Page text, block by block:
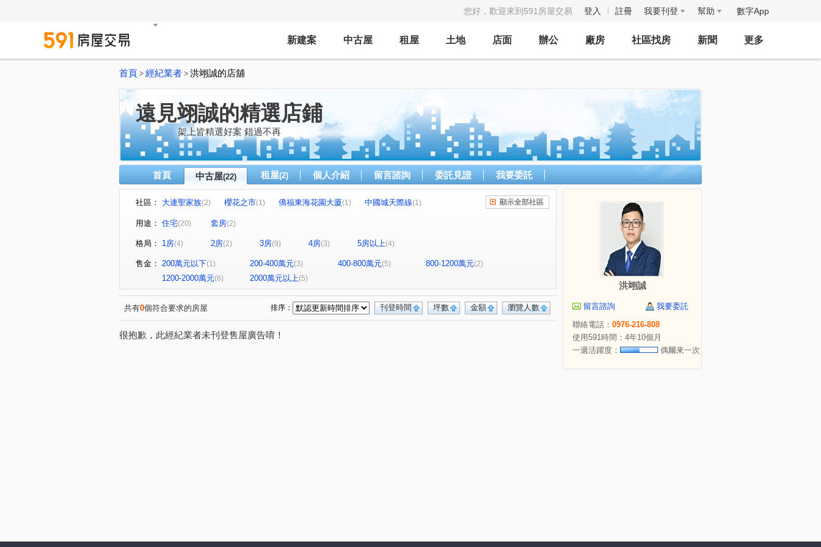
您好，歡迎來到591房屋交易 登入 註冊 我要刊登 幫助 數字App
新建案 中古屋 租屋 土地 店面 辦公 廠房 社區找房 新聞 更多
首頁 > 經紀業者 > 洪翊誠的店舖
遠見翊誠的精選店鋪
架上皆精選好案 錯過不再
首頁 中古屋(22) 租屋(2) 個人介紹 留言諮詢 委託見證 我要委託
社區： 大連聖家族(2) 櫻花之市(1) 僑福東海花園大廈(1) 中國城天際線(1)
龍邦心歡 櫻花青上森
鉅虹水岸岩 大連北街 (2) 櫻花路 (1) 臺灣大道四段(1)
大義街(1) 健行路 立功路(1) 振興路 雅環路二段(1) 進化路(1)
中清西二街(1) 中清路二段(1) 西苑一街
西村路(1) 建國北路(1) 中正路一段(1) 自由路二段(1) 南興一路(1)
崇倫北街(1)
顯示全部社區
用途： 住宅(20) 套房(2)
格局： 1房(4) 2房(2) 3房(9) 4房(3) 5房以上(4)
售金： 200萬元以下(1) 200-400萬元(3) 400-800萬元(5) 800-1200萬元(2)
1200-2000萬元(6) 2000萬元以上(5)
共有0個符合要求的房屋 瀏覽人數
金額
坪數
刊登時間
排序：
很抱歉，此經紀業者未刊登售屋廣告唷！
洪翊誠
留言諮詢
我要委託
聯絡電話： 0976-216-808
使用591時間：4年10個月
一週活躍度：
偶爾來一次